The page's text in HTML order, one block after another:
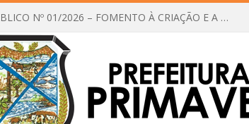
Nº 001/2026 CMDCA